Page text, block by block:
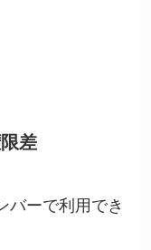
差
バーで利用でき